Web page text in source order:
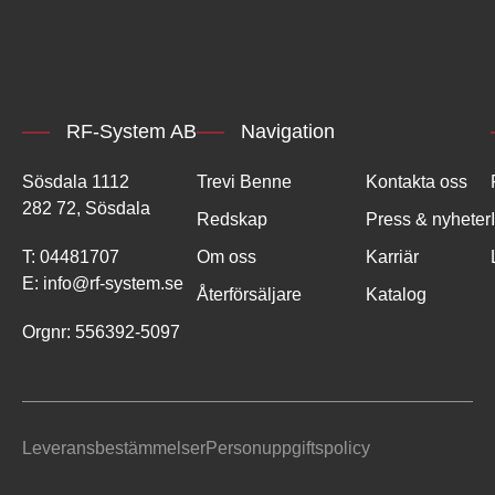
RF-System AB
Sösdala 1112
282 72, Sösdala
T: 04481707
E: info@rf-system.se
Orgnr: 556392-5097
Navigation
Trevi Benne
Kontakta oss
Redskap
Press & nyheter
Om oss
Karriär
Återförsäljare
Katalog
LeveransbestämmelserPersonuppgiftspolicy